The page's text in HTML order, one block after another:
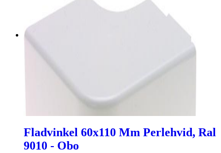
Fladvinkel 60x110 Mm Perlehvid, Ral
9010 - Obo